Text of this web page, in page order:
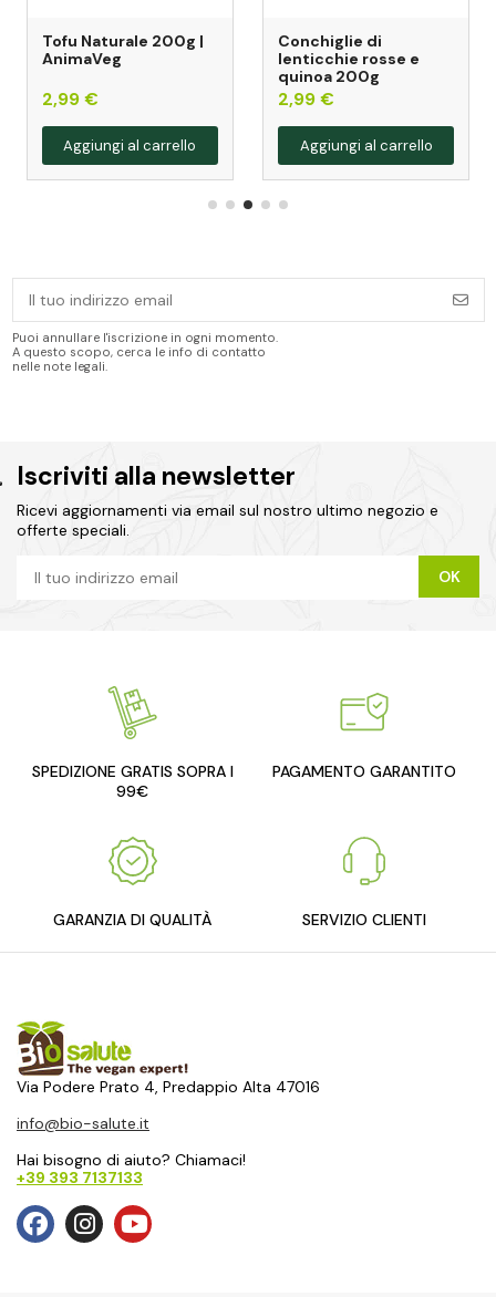
Tofu Naturale 200g |
AnimaVeg
2,99 €
Aggiungi al carrello
Conchiglie di
lenticchie rosse e
quinoa 200g
2,99 €
Aggiungi al carrello
Puoi annullare l'iscrizione in ogni momento.
A questo scopo, cerca le info di contatto
nelle note legali.
Iscriviti alla newsletter
Ricevi aggiornamenti via email sul nostro ultimo negozio e
offerte speciali.
SPEDIZIONE GRATIS SOPRA I
99€
PAGAMENTO GARANTITO
GARANZIA DI QUALITÀ SERVIZIO CLIENTI
Via Podere Prato 4, Predappio Alta 47016
info@bio-salute.it
Hai bisogno di aiuto? Chiamaci!
+39 393 7137133